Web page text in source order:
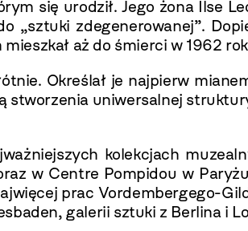
się urodził. Jego żona Ilse
„sztuki zdegenerowanej”.
aż do śmierci w 1962
Określał je najpierw
stworzenia uniwersalnej
kolekcjach
w Centre Pompidou w
prac Vordembergego-
galerii sztuki z Berlina i